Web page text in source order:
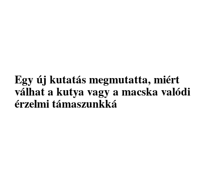
Egy új kutatás megmutatta, miért
válhat a kutya vagy a macska valódi
érzelmi támaszunkká